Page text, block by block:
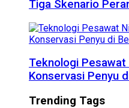
Tiga Skenario
Teknologi
Konservasi Penyu
Trending Tags